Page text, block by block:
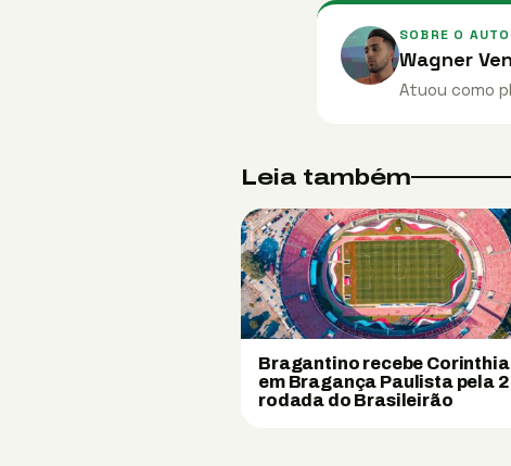
SOBRE O
Wagner
Atuou como
Leia também
Bragantino recebe
em Bragança Paulista pela
rodada do Brasileirão